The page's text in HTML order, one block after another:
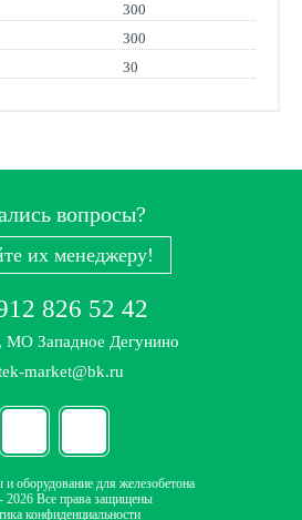
300
300
30
вопросы?
их менеджеру!
826 52 42
МО Западное Дегунино
market@bk.ru
оборудование для железобетона
2026 Все права защищены
конфиденциальности